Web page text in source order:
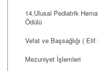
14.Ulusal Pediatrik
Ödülü
Vefat ve Başsağlığı (
Mezuniyet İşlemleri